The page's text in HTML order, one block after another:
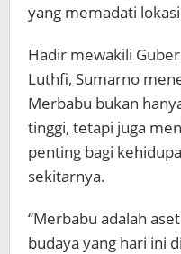
yang memadati
Hadir mewakili
Luthfi, Sumarno
Merbabu bukan
tinggi, tetapi juga
penting bagi
sekitarnya.
“Merbabu adalah
budaya yang hari ini